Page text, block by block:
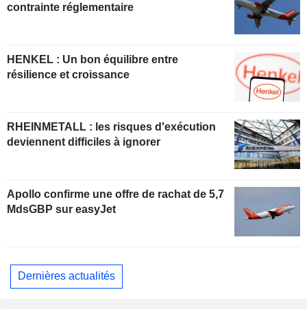
contrainte réglementaire
HENKEL : Un bon équilibre entre
résilience et croissance
RHEINMETALL : les risques d'exécution
deviennent difficiles à ignorer
Apollo confirme une offre de rachat de 5,7
MdsGBP sur easyJet
Dernières actualités